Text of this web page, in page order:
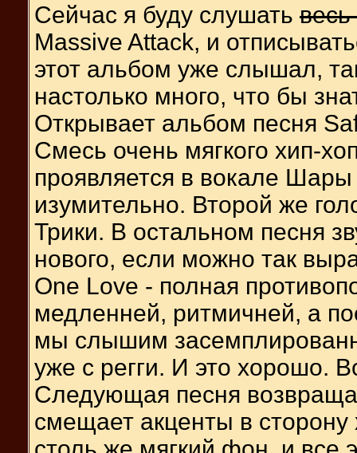
Сейчас я буду слушать весь
Massive Attack, и
этот альбом уже слышал,
настолько много, что бы
Открывает альбом песня
Смесь очень мягкого хип-
проявляется в вокале
изумительно. Второй же
Трики. В остальном песня
нового, если можно так
One Love - полная
медленней, ритмичней, а
мы слышим
уже с регги. И это хорошо.
Следующая песня
смещает акценты в сторону